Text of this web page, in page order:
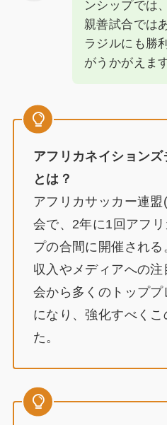
ンシップでは
親善試合では
ラジルにも勝
がうかがえま
アフリカネイション
とは？
アフリカサッカー連
会で、2年に1回アフ
プの合間に開催される
収入やメディアへの
会から多くのトップ
になり、強化すべく
た。